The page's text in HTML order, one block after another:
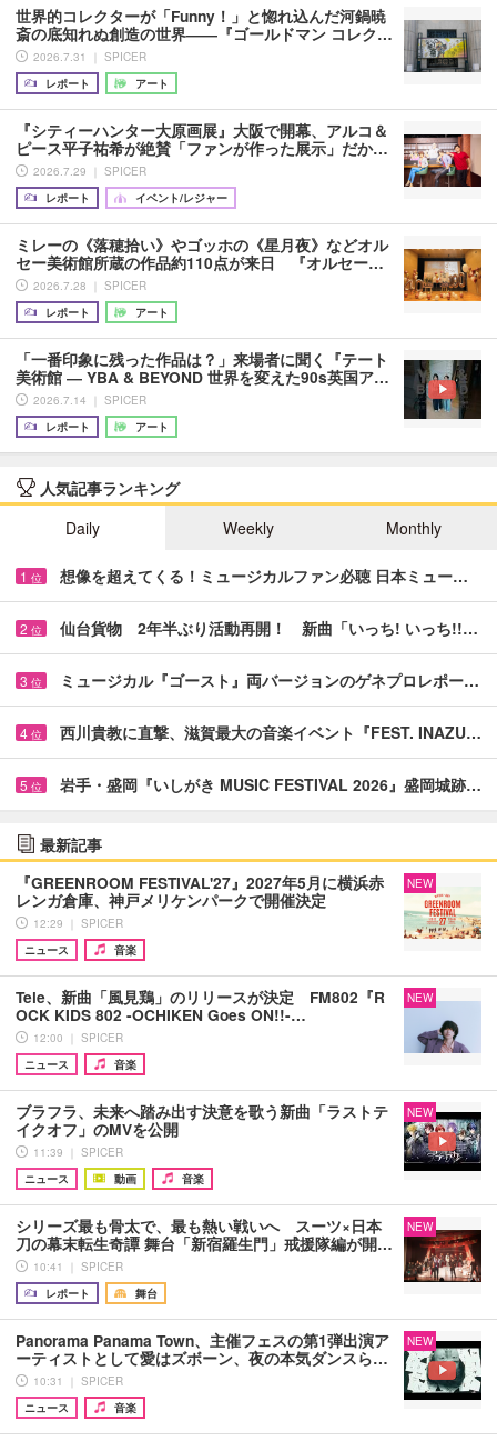
世界的コレクターが「Funny！」と惚れ込んだ河鍋暁
斎の底知れぬ創造の世界――『ゴールドマン コレク…
2026.7.31 ｜ SPICER
レポート
アート
『シティーハンター大原画展』大阪で開幕、アルコ＆
ピース平子祐希が絶賛「ファンが作った展示」だか…
2026.7.29 ｜ SPICER
レポート
イベント/レジャー
ミレーの《落穂拾い》やゴッホの《星月夜》などオル
セー美術館所蔵の作品約110点が来日 『オルセー…
2026.7.28 ｜ SPICER
レポート
アート
「一番印象に残った作品は？」来場者に聞く『テート
美術館 ― YBA & BEYOND 世界を変えた90s英国ア…
2026.7.14 ｜ SPICER
レポート
アート
人気記事ランキング
Daily
Weekly Monthly
1 位 想像を超えてくる！ミュージカルファン必聴 日本ミュー…
2 位 仙台貨物 2年半ぶり活動再開！ 新曲「いっち! いっち!!…
3 位 ミュージカル『ゴースト』両バージョンのゲネプロレポー…
4 位 西川貴教に直撃、滋賀最大の音楽イベント『FEST. INAZU…
5 位 岩手・盛岡『いしがき MUSIC FESTIVAL 2026』盛岡城跡…
最新記事
『GREENROOM FESTIVAL'27』2027年5月に横浜赤
レンガ倉庫、神戸メリケンパークで開催決定
12:29 ｜ SPICER
ニュース
音楽
NEW
Tele、新曲「風見鶏」のリリースが決定 FM802『R
OCK KIDS 802 -OCHIKEN Goes ON!!-…
12:00 ｜ SPICER
ニュース
音楽
NEW
ブラフラ、未来へ踏み出す決意を歌う新曲「ラストテ
イクオフ」のMVを公開
11:39 ｜ SPICER
ニュース
動画 音楽
NEW
シリーズ最も骨太で、最も熱い戦いへ スーツ×日本
刀の幕末転生奇譚 舞台「新宿羅生門」戒援隊編が開…
10:41 ｜ SPICER
レポート
舞台
NEW
Panorama Panama Town、主催フェスの第1弾出演ア
ーティストとして愛はズボーン、夜の本気ダンスら…
10:31 ｜ SPICER
ニュース
音楽
NEW